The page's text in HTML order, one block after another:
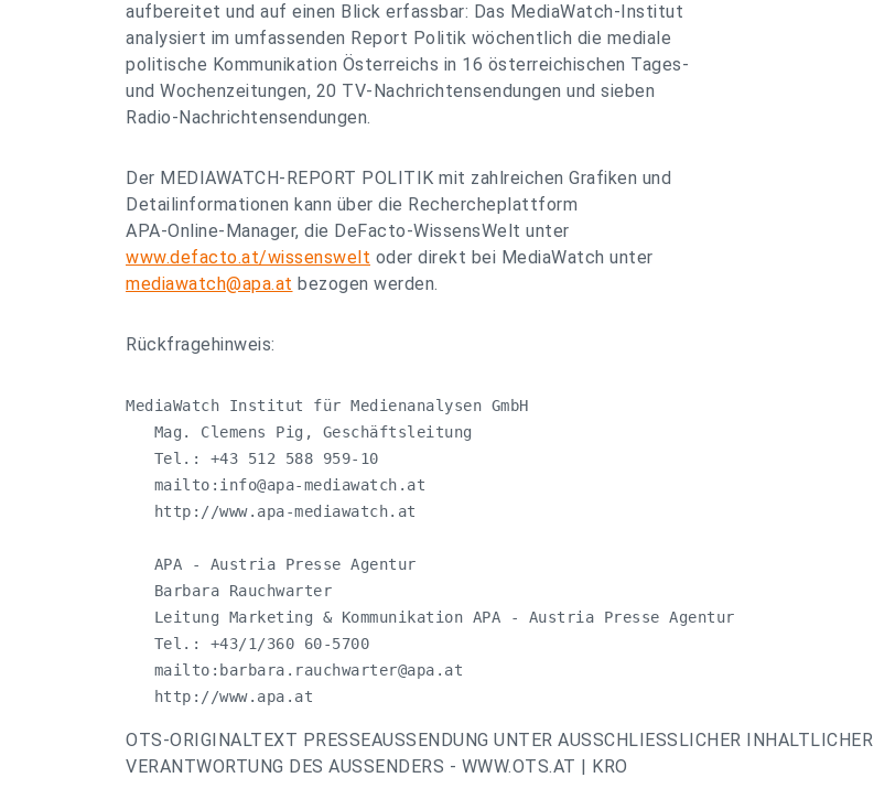
aufbereitet und auf einen Blick erfassbar: Das MediaWatch-Institut
analysiert im umfassenden Report Politik wöchentlich die mediale
politische Kommunikation Österreichs in 16 österreichischen Tages-
und Wochenzeitungen, 20 TV-Nachrichtensendungen und sieben
Radio-Nachrichtensendungen.
Der MEDIAWATCH-REPORT POLITIK mit zahlreichen Grafiken und
Detailinformationen kann über die Rechercheplattform
APA-Online-Manager, die DeFacto-WissensWelt unter
www.defacto.at/wissenswelt oder direkt bei MediaWatch unter
mediawatch@apa.at bezogen werden.
Rückfragehinweis:
MediaWatch Institut für Medienanalysen GmbH
   Mag. Clemens Pig, Geschäftsleitung
   Tel.: +43 512 588 959-10
   mailto:
info@apa-mediawatch.at
   http://www.apa-mediawatch.at
   APA - Austria Presse Agentur
   Barbara Rauchwarter
   Leitung Marketing & Kommunikation APA - Austria Presse Agentur
   Tel.: +43/1/360 60-5700
   mailto:
barbara.rauchwarter@apa.at
   http://www.apa.at
OTS-ORIGINALTEXT PRESSEAUSSENDUNG UNTER AUSSCHLIESSLICHER INHALTLICHER
VERANTWORTUNG DES AUSSENDERS - WWW.OTS.AT | KRO